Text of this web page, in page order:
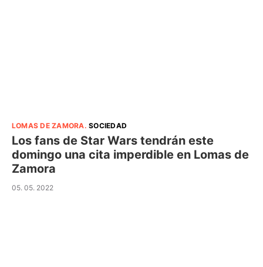
LOMAS DE ZAMORA.SOCIEDAD
Los fans de Star Wars tendrán este
domingo una cita imperdible en Lomas de
Zamora
05. 05. 2022